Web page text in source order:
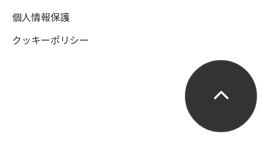
個人情報保護
クッキーポリシー